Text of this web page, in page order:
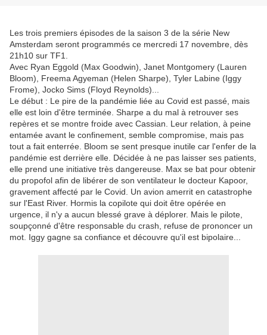
Les trois premiers épisodes de la saison 3 de la série New
Amsterdam seront programmés ce mercredi 17 novembre, dès
21h10 sur TF1.
Avec Ryan Eggold (Max Goodwin), Janet Montgomery (Lauren
Bloom), Freema Agyeman (Helen Sharpe), Tyler Labine (Iggy
Frome), Jocko Sims (Floyd Reynolds)...
Le début : Le pire de la pandémie liée au Covid est passé, mais
elle est loin d'être terminée. Sharpe a du mal à retrouver ses
repères et se montre froide avec Cassian. Leur relation, à peine
entamée avant le confinement, semble compromise, mais pas
tout a fait enterrée. Bloom se sent presque inutile car l'enfer de la
pandémie est derrière elle. Décidée à ne pas laisser ses patients,
elle prend une initiative très dangereuse. Max se bat pour obtenir
du propofol afin de libérer de son ventilateur le docteur Kapoor,
gravement affecté par le Covid. Un avion amerrit en catastrophe
sur l'East River. Hormis la copilote qui doit être opérée en
urgence, il n'y a aucun blessé grave à déplorer. Mais le pilote,
soupçonné d'être responsable du crash, refuse de prononcer un
mot. Iggy gagne sa confiance et découvre qu'il est bipolaire...